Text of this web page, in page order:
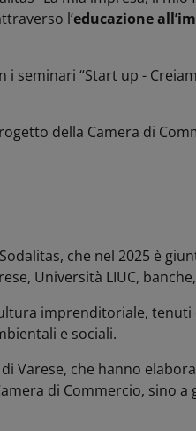
l’educazione
i seminari “Start up -
della Camera di
che nel 2025 è
Università LIUC,
imprenditoriale, tenuti
e sociali.
Varese, che hanno
di Commercio, sino